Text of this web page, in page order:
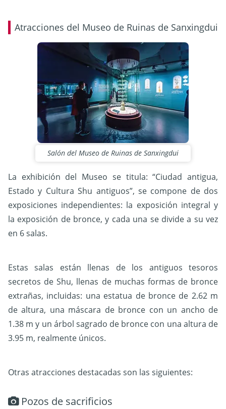
Atracciones del Museo de Ruinas de Sanxingdui
Salón del Museo de Ruinas de Sanxingdui
La exhibición del Museo se titula: “Ciudad antigua,
Estado y Cultura Shu antiguos”, se compone de dos
exposiciones independientes: la exposición integral y
la exposición de bronce, y cada una se divide a su vez
en 6 salas.
Estas salas están llenas de los antiguos tesoros
secretos de Shu, llenas de muchas formas de bronce
extrañas, incluidas: una estatua de bronce de 2.62 m
de altura, una máscara de bronce con un ancho de
1.38 m y un árbol sagrado de bronce con una altura de
3.95 m, realmente únicos.
Otras atracciones destacadas son las siguientes:
Pozos de sacrificios